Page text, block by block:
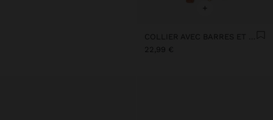
+
COLLIER AVEC BARRES ET PENDENTIFS EN CÉRAMIQUE
22,99 €